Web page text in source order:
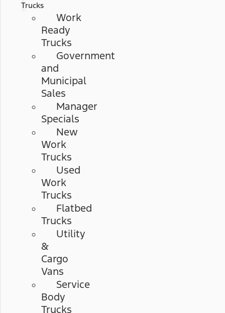
Trucks
Work
Ready
Trucks
Government
and
Municipal
Sales
Manager
Specials
New
Work
Trucks
Used
Work
Trucks
Flatbed
Trucks
Utility
&
Cargo
Vans
Service
Body
Trucks